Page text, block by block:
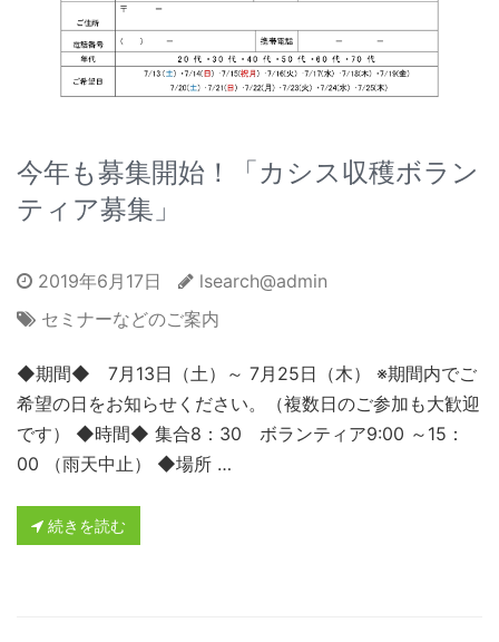
今年も募集開始！「カシス収穫ボラン
ティア募集」
2019年6月17日
lsearch@admin
セミナーなどのご案内
◆期間◆ 7月13日（土）～ 7月25日（木） ※期間内でご
希望の日をお知らせください。（複数日のご参加も大歓迎
です） ◆時間◆ 集合8：30 ボランティア9:00 ～15：
00 （雨天中止） ◆場所 …
続きを読む